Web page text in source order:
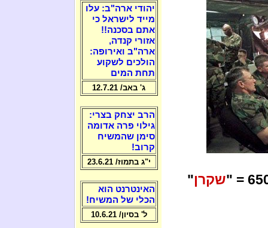
שקרן"
יהודי ארה"ב: עלו
מייד לישראל כי
אתם בסכנה!!
אזורי קנדה,
ארה"ב ואירופה:
הולכים לשקוע
תחת המים
ג' באב/ 12.7.21
הרב יצחק בצרי:
גילוי פרה אדומה
סימן שהמשיח
קרוב!
י"ג בתמוז/ 23.6.21
האינטרנט הוא
הכלי של המשיח!
ל' בסיון/ 10.6.21